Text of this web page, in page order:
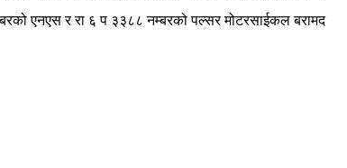
एनएस र रा ६ प ३३८८ नम्बरको पल्सर मोटरसाईकल बरामद